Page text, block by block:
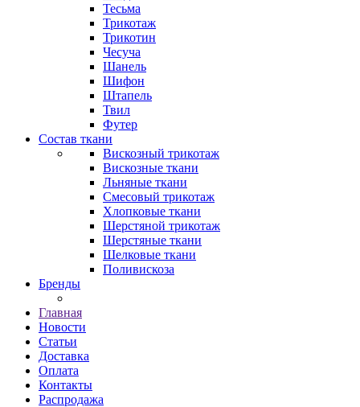
Тесьма
Трикотаж
Трикотин
Чесуча
Шанель
Шифон
Штапель
Твил
Футер
Состав ткани
Вискозный трикотаж
Вискозные ткани
Льняные ткани
Смесовый трикотаж
Хлопковые ткани
Шерстяной трикотаж
Шерстяные ткани
Шелковые ткани
Поливискоза
Бренды
Главная
Новости
Статьи
Доставка
Оплата
Контакты
Распродажа